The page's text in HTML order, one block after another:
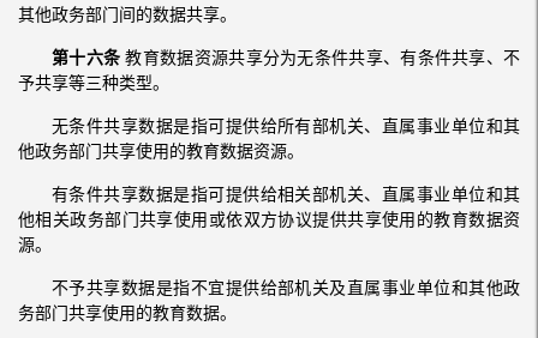
其他政务部门间的数据共享。
第十六条 教育数据资源共享分为无条件共享、有条件共享、不
予共享等三种类型。
无条件共享数据是指可提供给所有部机关、直属事业单位和其
他政务部门共享使用的教育数据资源。
有条件共享数据是指可提供给相关部机关、直属事业单位和其
他相关政务部门共享使用或依双方协议提供共享使用的教育数据资
源。
不予共享数据是指不宜提供给部机关及直属事业单位和其他政
务部门共享使用的教育数据。